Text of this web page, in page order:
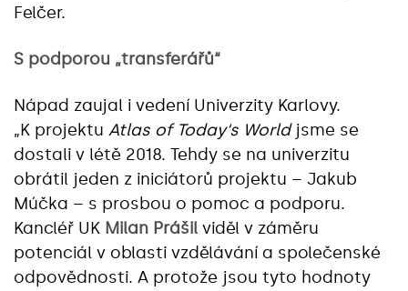
Felčer.
S podporou „transferářů“
Nápad zaujal i vedení Univerzity Karlovy.
„K projektu Atlas of Today‘s Worldjsme se
dostali v létě 2018. Tehdy se na univerzitu
obrátil jeden z iniciátorů projektu – Jakub
Múčka – s prosbou o pomoc a podporu.
Kancléř UK Milan Prášil viděl v záměru
potenciál v oblasti vzdělávání a společenské
odpovědnosti. A protože jsou tyto hodnoty